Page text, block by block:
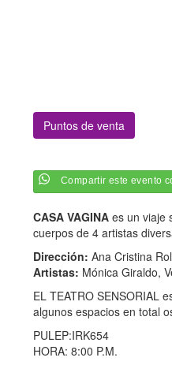
Puntos de venta
Compartir este evento
CASA VAGINA es un viaje
cuerpos de 4 artistas
Dirección: Ana Cristina
Artistas: Mónica Giraldo,
EL TEATRO SENSORIAL
algunos espacios en total
PULEP:IRK654
HORA: 8:00 P.M.